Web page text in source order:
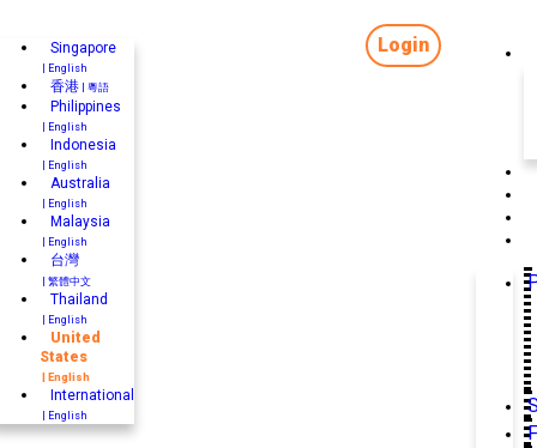
Login
Singapore
| English
香港 | 粵語
Philippines
| English
Indonesia
| English
Australia
| English
Malaysia
| English
台灣
| 繁體中文
Thailand
| English
United
States
| English
International
| English